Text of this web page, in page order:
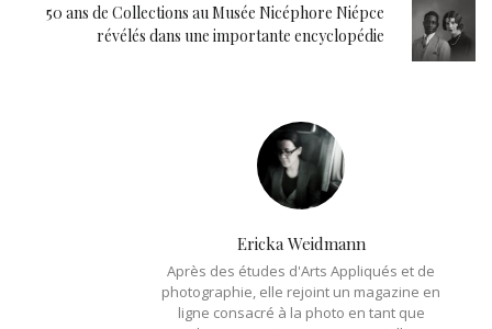
50 ans de Collections au Musée Nicéphore Niépce
révélés dans une importante encyclopédie
Ericka Weidmann
Après des études d'Arts Appliqués et de
photographie, elle rejoint un magazine en
ligne consacré à la photo en tant que